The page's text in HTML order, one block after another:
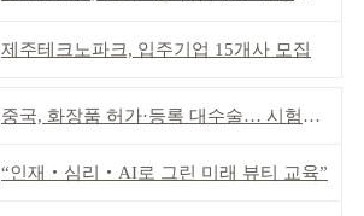
제주테크노파크, 입주기업 15개사 모집
중국, 화장품 허가·등록 대수술… 시험자료 공용 허용
“인재‧심리‧AI로 그린 미래 뷰티 교육”